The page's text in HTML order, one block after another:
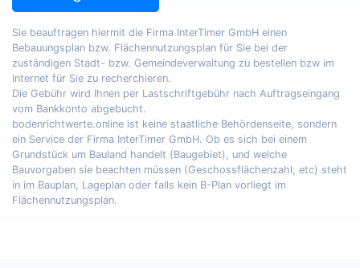
Sie beauftragen hiermit die Firma InterTimer GmbH einen
Bebauungsplan bzw. Flächennutzungsplan für Sie bei der
zuständigen Stadt- bzw. Gemeindeverwaltung zu bestellen bzw im
Internet für Sie zu recherchieren.
Die Gebühr wird Ihnen per Lastschriftgebühr nach Auftragseingang
vom Bankkonto abgebucht.
bodenrichtwerte.online ist keine staatliche Behördenseite, sondern
ein Service der Firma InterTimer GmbH. Ob es sich bei einem
Grundstück um Bauland handelt (Baugebiet), und welche
Bauvorgaben sie beachten müssen (Geschossflächenzahl, etc) steht
in im Bauplan, Lageplan oder falls kein B-Plan vorliegt im
Flächennutzungsplan.